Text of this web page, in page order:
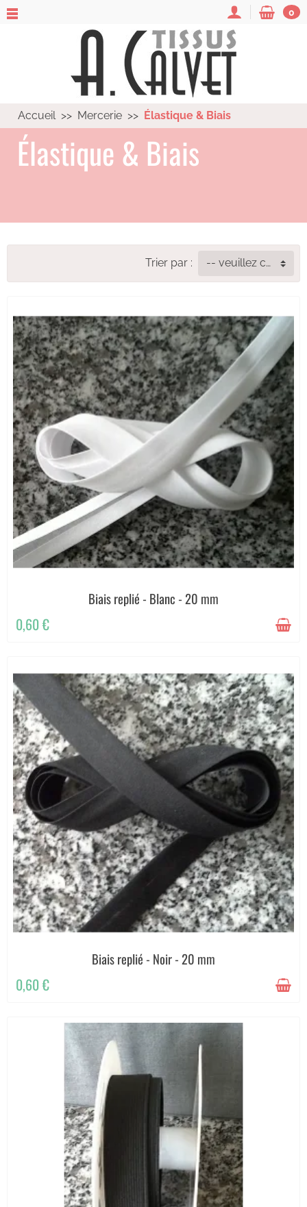
0
Accueil Mercerie Élastique & Biais
Élastique & Biais
Trier par : -- veuillez choisir --
Biais replié - Blanc - 20 mm
0,60 €
Biais replié - Noir - 20 mm
0,60 €